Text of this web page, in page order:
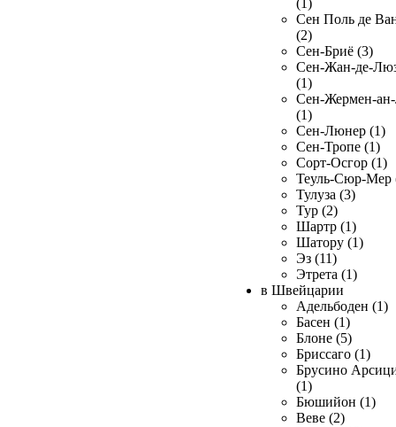
(1)
Сен Поль де
(2)
Сен-Бриё (3)
Сен-Жан-де-
(1)
Сен-Жермен-
(1)
Сен-Люнер (1)
Сен-Тропе (1)
Сорт-Осгор (1)
Теуль-Сюр-Мер
Тулуза (3)
Тур (2)
Шартр (1)
Шатору (1)
Эз (11)
Этрета (1)
в Швейцарии
Адельбоден (1)
Басен (1)
Блоне (5)
Бриссаго (1)
Брусино
(1)
Бюшийон (1)
Веве (2)